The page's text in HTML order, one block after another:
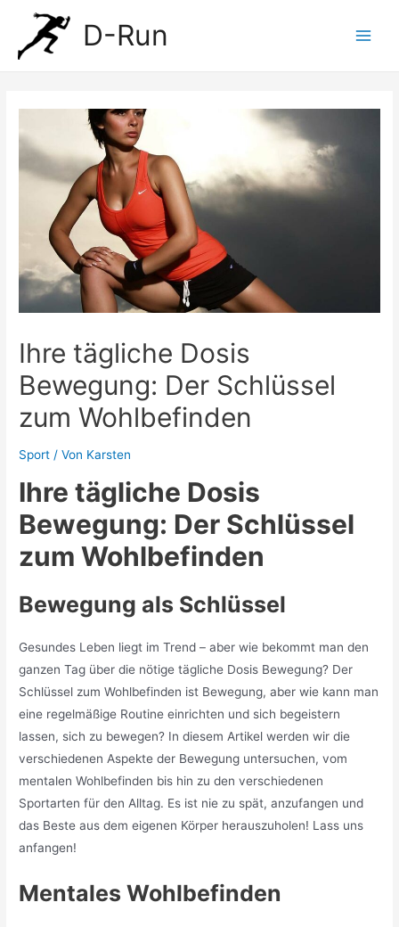
springen
D-Run
Ihre tägliche Dosis
Bewegung: Der Schlüssel
zum Wohlbefinden
Sport / Von Karsten
Ihre tägliche Dosis
Bewegung: Der Schlüssel
zum Wohlbefinden
Bewegung als Schlüssel
Gesundes Leben liegt im Trend – aber wie bekommt man den
ganzen Tag über die nötige tägliche Dosis Bewegung? Der
Schlüssel zum Wohlbefinden ist Bewegung, aber wie kann man
eine regelmäßige Routine einrichten und sich begeistern
lassen, sich zu bewegen? In diesem Artikel werden wir die
verschiedenen Aspekte der Bewegung untersuchen, vom
mentalen Wohlbefinden bis hin zu den verschiedenen
Sportarten für den Alltag. Es ist nie zu spät, anzufangen und
das Beste aus dem eigenen Körper herauszuholen! Lass uns
anfangen!
Mentales Wohlbefinden